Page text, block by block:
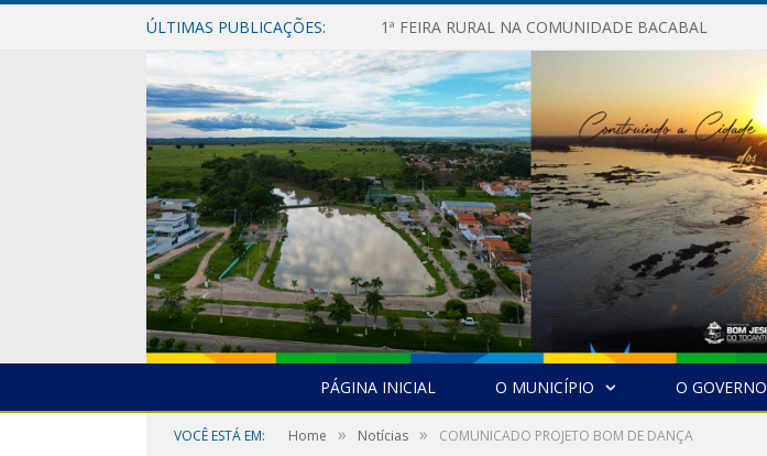
ÚLTIMAS PUBLICAÇÕES: 1ª FEIRA RURAL NA COMUNIDADE BACABAL
PÁGINA INICIAL O MUNICÍPIO O GOVERNO
VOCÊ ESTÁ EM: Home » Notícias » COMUNICADO PROJETO BOM DE DANÇA